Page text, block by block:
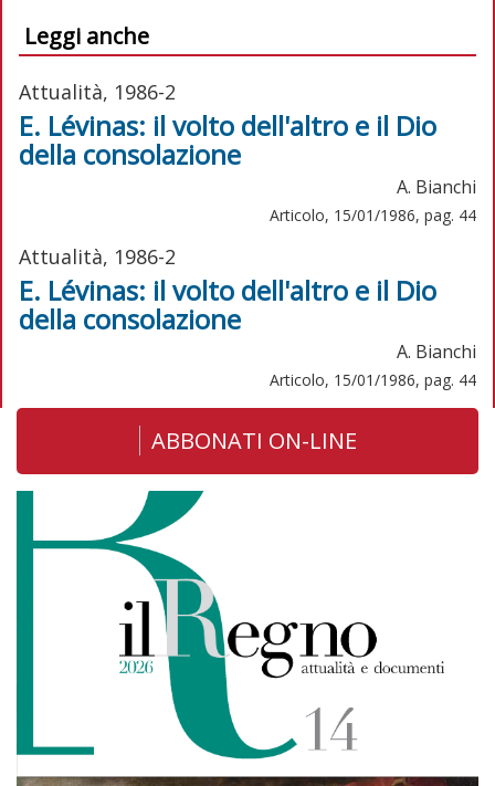
Leggi anche
Attualità, 1986-2
E. Lévinas: il volto dell'altro e il Dio
della consolazione
A. Bianchi
Articolo, 15/01/1986, pag. 44
Attualità, 1986-2
E. Lévinas: il volto dell'altro e il Dio
della consolazione
A. Bianchi
Articolo, 15/01/1986, pag. 44
ABBONATI ON-LINE